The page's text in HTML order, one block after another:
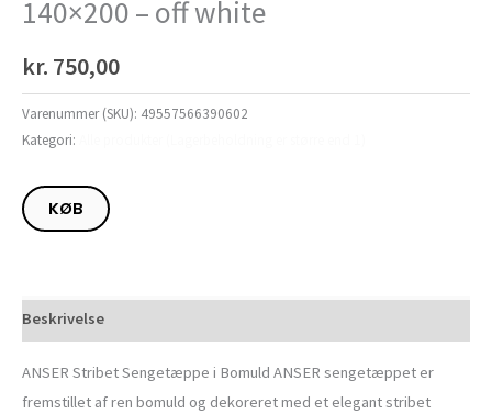
140×200 – off white
kr. 750,00
Varenummer (SKU): 49557566390602
Kategori:
KØB
Beskrivelse
ANSER Stribet Sengetæppe i Bomuld ANSER sengetæppet er
fremstillet af ren bomuld og dekoreret med et elegant stribet